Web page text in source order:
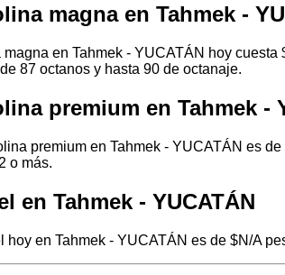
magna en Tahmek -
en Tahmek - YUCATÁN hoy
87 octanos y hasta 90 de octanaje.
premium en Tahmek -
premium en Tahmek - YUCATÁN es
o más.
en Tahmek - YUCATÁN
hoy en Tahmek - YUCATÁN es de $N/A